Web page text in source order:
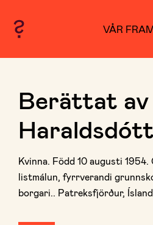
VÅR
Berättat av
Kvinna. Född 10 augusti
listmálun, fyrrverandi
borgari.. Patreksfjörður,